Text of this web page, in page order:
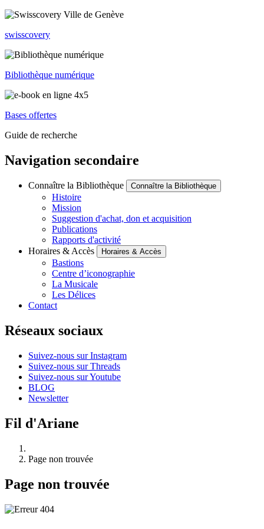
swisscovery
Bibliothèque numérique
Bases offertes
Guide de recherche
Navigation secondaire
Connaître la Bibliothèque Connaître la Bibliothèque
Histoire
Mission
Suggestion d'achat, don et acquisition
Publications
Rapports d'activité
Horaires & Accès
Horaires & Accès
Bastions
Centre d’iconographie
La Musicale
Les Délices
Contact
Réseaux sociaux
Suivez-nous sur Instagram
Suivez-nous sur Threads
Suivez-nous sur Youtube
BLOG
Newsletter
Fil d'Ariane
Page non trouvée
Page non trouvée